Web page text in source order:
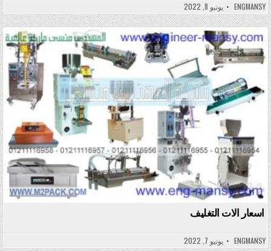
ENGMANSY يونيو 8, 2022
Posted in
اسعار الات التغليف
ENGMANSY يونيو 7, 2022